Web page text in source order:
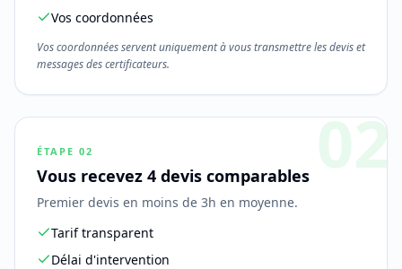
Vos coordonnées
Vos coordonnées servent uniquement à vous transmettre les devis et
messages des certificateurs.
02
ÉTAPE 02
Vous recevez 4 devis comparables
Premier devis en moins de 3h en moyenne.
Tarif transparent
Délai d'intervention